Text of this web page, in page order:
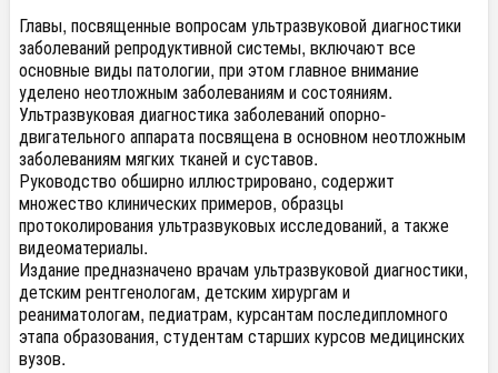
Главы, посвященные вопросам ультразвуковой диагностики
заболеваний репродуктивной системы, включают все
основные виды патологии, при этом главное внимание
уделено неотложным заболеваниям и состояниям.
Ультразвуковая диагностика заболеваний опорно-
двигательного аппарата посвящена в основном неотложным
заболеваниям мягких тканей и суставов.
Руководство обширно иллюстрировано, содержит
множество клинических примеров, образцы
протоколирования ультразвуковых исследований, а также
видеоматериалы.
Издание предназначено врачам ультразвуковой диагностики,
детским рентгенологам, детским хирургам и
реаниматологам, педиатрам, курсантам последипломного
этапа образования, студентам старших курсов медицинских
вузов.